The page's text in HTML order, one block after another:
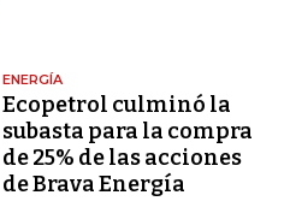
ENERGÍA
Ecopetrol culminó la
subasta para la compra
de 25% de las acciones
de Brava Energía